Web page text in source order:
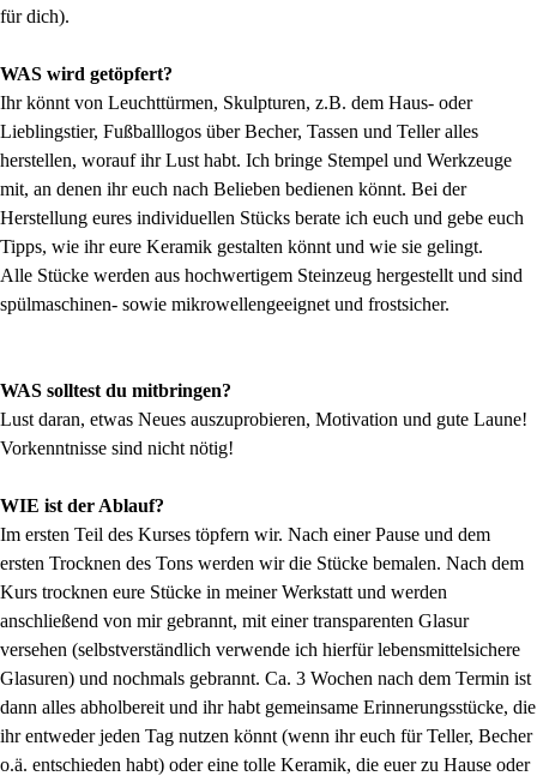
für dich).
WAS wird getöpfert?
Ihr könnt von Leuchttürmen, Skulpturen, z.B. dem Haus- oder
Lieblingstier, Fußballlogos über Becher, Tassen und Teller alles
herstellen, worauf ihr Lust habt. Ich bringe Stempel und Werkzeuge
mit, an denen ihr euch nach Belieben bedienen könnt. Bei der
Herstellung eures individuellen Stücks berate ich euch und gebe euch
Tipps, wie ihr eure Keramik gestalten könnt und wie sie gelingt.
Alle Stücke werden aus hochwertigem Steinzeug hergestellt und sind
spülmaschinen- sowie mikrowellengeeignet und frostsicher.
WAS solltest du mitbringen?
Lust daran, etwas Neues auszuprobieren, Motivation und gute Laune!
Vorkenntnisse sind nicht nötig!
WIE ist der Ablauf?
Im ersten Teil des Kurses töpfern wir. Nach einer Pause und dem
ersten Trocknen des Tons werden wir die Stücke bemalen. Nach dem
Kurs trocknen eure Stücke in meiner Werkstatt und werden
anschließend von mir gebrannt, mit einer transparenten Glasur
versehen (selbstverständlich verwende ich hierfür lebensmittelsichere
Glasuren) und nochmals gebrannt. Ca. 3 Wochen nach dem Termin ist
dann alles abholbereit und ihr habt gemeinsame Erinnerungsstücke, die
ihr entweder jeden Tag nutzen könnt (wenn ihr euch für Teller, Becher
o.ä. entschieden habt) oder eine tolle Keramik, die euer zu Hause oder